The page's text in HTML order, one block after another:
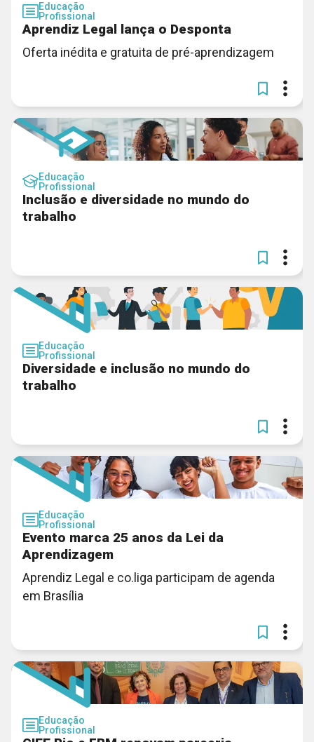
Educação
Profissional
Aprendiz Legal lança o Desponta
Oferta inédita e gratuita de pré-aprendizagem
Educação
Profissional
Inclusão e diversidade no mundo do
trabalho
Educação
Profissional
Diversidade e inclusão no mundo do
trabalho
Educação
Profissional
Evento marca 25 anos da Lei da
Aprendizagem
Aprendiz Legal e co.liga participam de agenda
em Brasília
Educação
Profissional